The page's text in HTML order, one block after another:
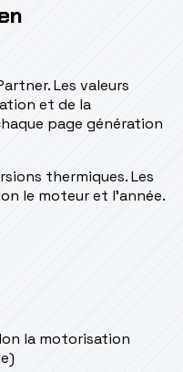
Les valeurs
et de la
page génération
thermiques. Les
le moteur et l’année.
la motorisation